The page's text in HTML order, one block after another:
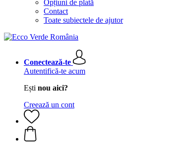
Opțiuni de plată
Contact
Toate subiectele de ajutor
Conectează-te
Autentifică-te acum
Ești nou aici?
Creează un cont